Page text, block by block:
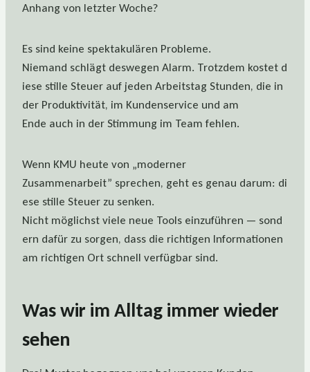
Anhang von letzter Woche?
Es sind keine spektakulären Probleme.
Niemand schlägt deswegen Alarm. Trotzdem kostet d
iese stille Steuer auf jeden Arbeitstag Stunden, die in
der Produktivität, im Kundenservice und am
Ende auch in der Stimmung im Team fehlen.
Wenn KMU heute von „moderner
Zusammenarbeit” sprechen, geht es genau darum: di
ese stille Steuer zu senken.
Nicht möglichst viele neue Tools einzuführen — sond
ern dafür zu sorgen, dass die richtigen Informationen
am richtigen Ort schnell verfügbar sind.
Was wir im Alltag immer wieder
sehen